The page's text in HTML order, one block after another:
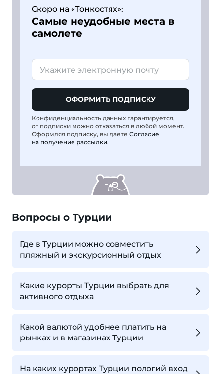
Скоро на «Тонкостях»:
Самые неудобные места в
самолете
ОФОРМИТЬ ПОДПИСКУ
Конфиденциальность данных гарантируется,
от подписки можно отказаться в любой момент.
Оформляя подписку, вы даете Согласие
на получение рассылки.
Вопросы о Турции
Где в Турции можно совместить
пляжный и экскурсионный отдых
Какие курорты Турции выбрать для
активного отдыха
Какой валютой удобнее платить на
рынках и в магазинах Турции
На каких курортах Турции пологий вход